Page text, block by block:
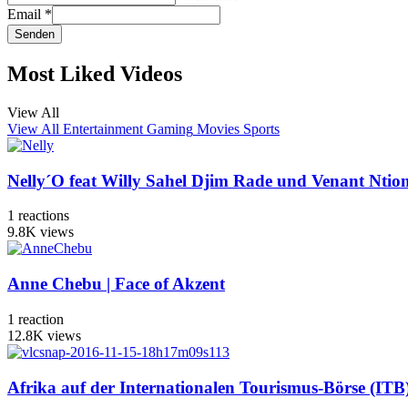
Email *
Senden
Most Liked Videos
View All
View All Entertainment Gaming Movies Sports
Nelly´O feat Willy Sahel Djim Rade und Venant
1 reactions
9.8K views
Anne Chebu | Face of Akzent
1 reaction
12.8K views
Afrika auf der Internationalen Tourismus-Börse